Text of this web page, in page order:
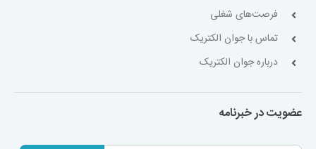
فرصت‌های شغلی
تماس با جوان الکتریک
درباره جوان الکتریک
عضویت در خبرنامه